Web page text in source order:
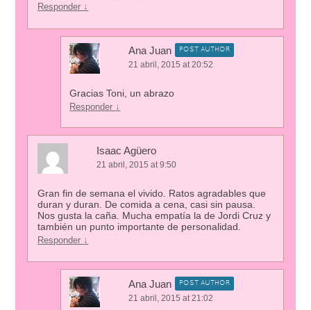
Responder ↓
Ana Juan POST AUTHOR
21 abril, 2015 at 20:52
Gracias Toni, un abrazo
Responder ↓
Isaac Agüero
21 abril, 2015 at 9:50
Gran fin de semana el vivido. Ratos agradables que
duran y duran. De comida a cena, casi sin pausa.
Nos gusta la caña. Mucha empatía la de Jordi Cruz y
también un punto importante de personalidad.
Responder ↓
Ana Juan POST AUTHOR
21 abril, 2015 at 21:02